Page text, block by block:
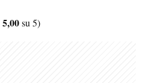
5,00su 5)